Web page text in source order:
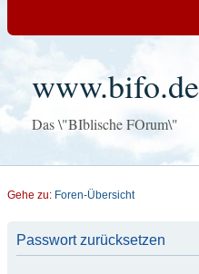
www.bifo.de
Das \"BIblische FOrum\"
Gehe zu: Foren-Übersicht
Passwort zurücksetzen